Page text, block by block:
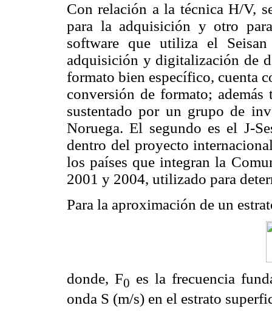
Con relación a la técnica H/V,
para la adquisición y otro
software que utiliza el
adquisición y digitalización de
formato bien específico, cuenta
conversión de formato;
sustentado por un grupo de
Noruega. El segundo es el J-
dentro del proyecto
los países que integran la
2001 y 2004, utilizado para
Para la aproximación de un
donde, F0 es la frecuencia
onda S (m/s) en el estrato